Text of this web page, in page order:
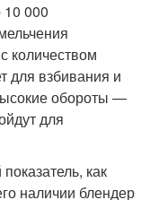
10 000
количеством
для взбивания и
обороты —
для
как
наличии блендер